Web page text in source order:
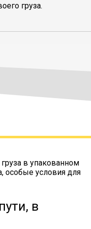
груза.
в упакованном
особые условия для
в